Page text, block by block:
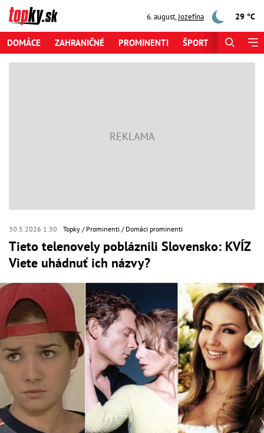
6. august,Jozefína 29 °C
DOMÁCE ZAHRANIČNÉ PROMINENTI ŠPORT
30.5.2026 1:30 Topky Prominenti Domáci prominenti
Tieto telenovely pobláznili Slovensko: KVÍZ
Viete uhádnuť ich názvy?